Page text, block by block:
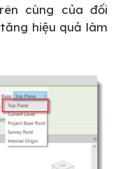
cùng của đối
hiệu quả làm